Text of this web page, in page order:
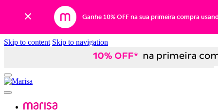
Ganhe 10% OFF na sua primeira compra
Skip to content Skip to navigation